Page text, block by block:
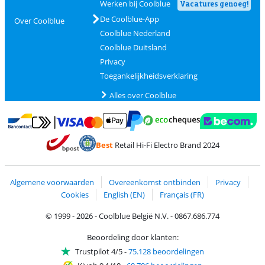
Over Coolblue
Werken bij Coolblue Vacatures genoeg!
De Coolblue-App
Coolblue Nederland
Coolblue Duitsland
Privacy
Toegankelijkheidsverklaring
Alles over Coolblue
Betalen met Bancontact
Betalen met MasterCard en Visa via ClickToPay
BestRetail Hi-Fi Electro Brand 2024
Algemene voorwaarden Overeenkomst ontbinden
Privacy
Cookies
English (EN)
Français (FR)
© 1999 - 2026 - Coolblue België N.V. - 0867.686.774
Beoordeling door klanten:
Trustpilot 4/5-75.128 beoordelingen